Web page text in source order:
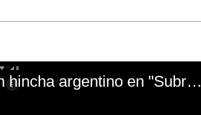
El mal momento de Yanina Gasañol con un hincha argentino en "Subrayado"